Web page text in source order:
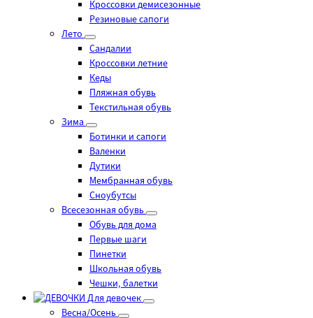
Кроссовки демисезонные
Резиновые сапоги
Лето
Cандалии
Кроссовки летние
Кеды
Пляжная обувь
Текстильная обувь
Зима
Ботинки и сапоги
Валенки
Дутики
Мембранная обувь
Сноубутсы
Всесезонная обувь
Обувь для дома
Первые шаги
Пинетки
Школьная обувь
Чешки, балетки
Для девочек
Весна/Осень